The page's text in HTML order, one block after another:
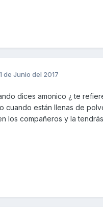
1 de Junio del 2017
dices amonico ¿ te
cuando están llenas de
los compañeros y la